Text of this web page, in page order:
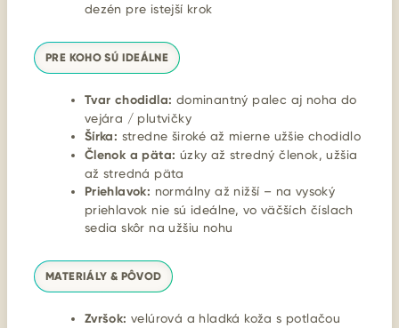
dezén pre istejší krok
PRE KOHO SÚ IDEÁLNE
Tvar chodidla: dominantný palec aj noha do
vejára / plutvičky
Šírka: stredne široké až mierne užšie chodidlo
Členok a päta: úzky až stredný členok, užšia
až stredná päta
Priehlavok: normálny až nižší – na vysoký
priehlavok nie sú ideálne, vo väčších číslach
sedia skôr na užšiu nohu
MATERIÁLY & PÔVOD
Zvršok: velúrová a hladká koža s potlačou